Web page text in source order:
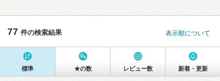
77 件の検索結果 表示順について
標準 ★の数 レビュー数 新着・更新